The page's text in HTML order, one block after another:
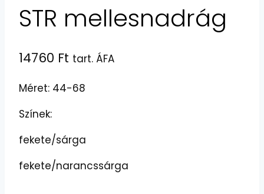
STR mellesnadrág
14760 Ft tart. ÁFA
Méret: 44-68
Színek:
fekete/sárga
fekete/narancssárga